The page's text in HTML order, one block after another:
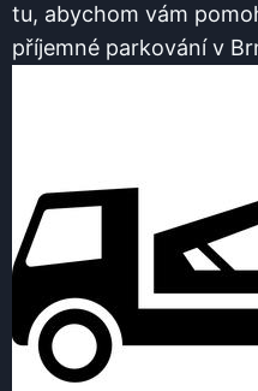
tu,​ abychom⁤ vám
příjemné parkování ‌v